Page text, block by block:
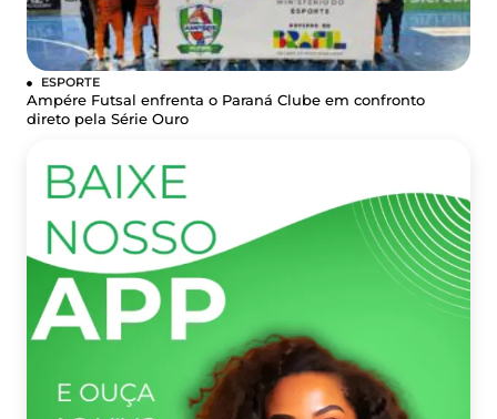
ESPORTE
Ampére Futsal enfrenta o Paraná Clube em confronto
direto pela Série Ouro